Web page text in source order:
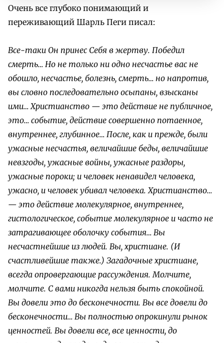
Очень все глубоко понимающий и
переживающий Шарль Пеги писал:
Все-таки Он принес Себя в жертву. Победил
смерть… Но не только ни одно несчастье вас не
обошло, несчастье, болезнь, смерть… но напротив,
вы словно последовательно осыпаны, взысканы
ими… Христианство — это действие не публичное,
это… событие, действие совершенно потаенное,
внутреннее, глубинное… После, как и прежде, были
ужасные несчастья, величайшие беды, величайшие
невзгоды, ужасные войны, ужасные раздоры,
ужасные пороки; и человек ненавидел человека,
ужасно, и человек убивал человека. Христианство…
— это действие молекулярное, внутреннее,
гистологическое, событие молекулярное и часто не
затрагивающее оболочку события… Вы
несчастнейшие из людей. Вы, христиане. (И
счастливейшие также.) Загадочные христиане,
всегда опровергающие рассуждения. Молчите,
молчите. С вами никогда нельзя быть спокойной.
Вы довели это до бесконечности. Вы все довели до
бесконечности… Вы полностью опрокинули рынок
ценностей. Вы довели все, все ценности, до